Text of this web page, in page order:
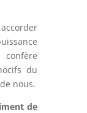
confère
du
nous.
de